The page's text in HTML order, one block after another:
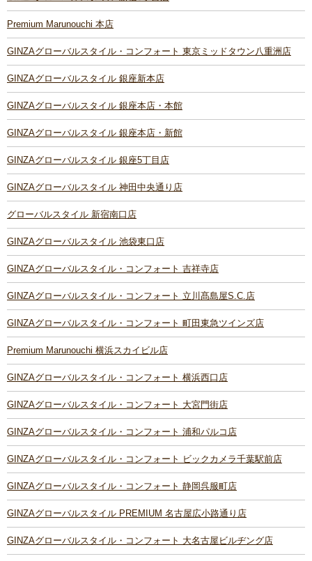
Premium Marunouchi 本店
GINZAグローバルスタイル・コンフォート 東京ミッドタウン八重洲店
GINZAグローバルスタイル 銀座新本店
GINZAグローバルスタイル 銀座本店・本館
GINZAグローバルスタイル 銀座本店・新館
GINZAグローバルスタイル 銀座5丁目店
GINZAグローバルスタイル 神田中央通り店
グローバルスタイル 新宿南口店
GINZAグローバルスタイル 池袋東口店
GINZAグローバルスタイル・コンフォート 吉祥寺店
GINZAグローバルスタイル・コンフォート 立川髙島屋S.C.店
GINZAグローバルスタイル・コンフォート 町田東急ツインズ店
Premium Marunouchi 横浜スカイビル店
GINZAグローバルスタイル・コンフォート 横浜西口店
GINZAグローバルスタイル・コンフォート 大宮門街店
GINZAグローバルスタイル・コンフォート 浦和パルコ店
GINZAグローバルスタイル・コンフォート ビックカメラ千葉駅前店
GINZAグローバルスタイル・コンフォート 静岡呉服町店
GINZAグローバルスタイル PREMIUM 名古屋広小路通り店
GINZAグローバルスタイル・コンフォート 大名古屋ビルヂング店